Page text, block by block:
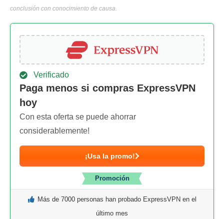
conclusión con conocimiento de causa.
Verificado
Paga menos si compras ExpressVPN
hoy
Con esta oferta se puede ahorrar
considerablemente!
¡Usa la promo!
Promoción
Más de 7000 personas han probado ExpressVPN en el
último mes